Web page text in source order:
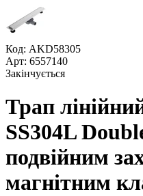
Код: AKD58305
Арт: 6557140
Закінчується
Трап
SS304L
подвійним
магнітним